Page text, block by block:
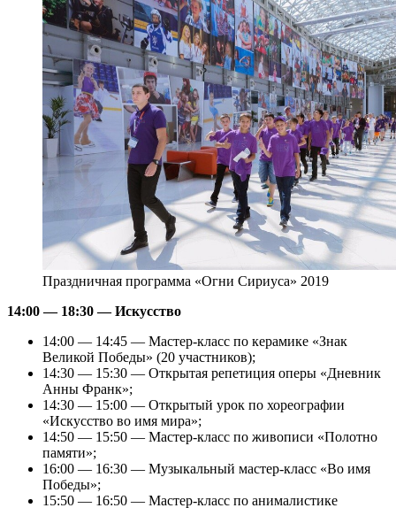
Праздничная программа «Огни Сириуса» 2019
14:00 — 18:30 — Искусство
14:00 — 14:45 — Мастер-класс по керамике «Знак
Великой Победы» (20 участников);
14:30 — 15:30 — Открытая репетиция оперы «Дневник
Анны Франк»;
14:30 — 15:00 — Открытый урок по хореографии
«Искусство во имя мира»;
14:50 — 15:50 — Мастер-класс по живописи «Полотно
памяти»;
16:00 — 16:30 — Музыкальный мастер-класс «Во имя
Победы»;
15:50 — 16:50 — Мастер-класс по анималистике